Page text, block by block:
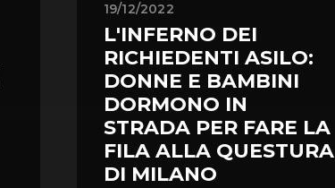
19/12/2022
L'INFERNO DEI
RICHIEDENTI ASILO:
DONNE E BAMBINI
DORMONO IN
STRADA PER FARE LA
FILA ALLA QUESTURA
DI MILANO